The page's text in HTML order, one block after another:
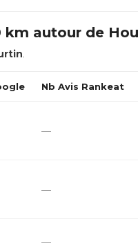
km autour de
.
Nb Avis Rankeat
—
—
—